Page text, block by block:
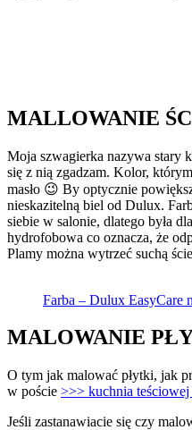
MALLOWANIE
Moja szwagierka nazywa stary
się z nią zgadzam. Kolor,
masło 😉 By optycznie
nieskazitelną biel od Dulux.
siebie w salonie, dlatego była
hydrofobowa co oznacza, że
Plamy można wytrzeć suchą
Farba – Dulux EasyCare
MALOWANIE
O tym jak malować płytki, jak
w poście >>> kuchnia
Jeśli zastanawiacie się czy